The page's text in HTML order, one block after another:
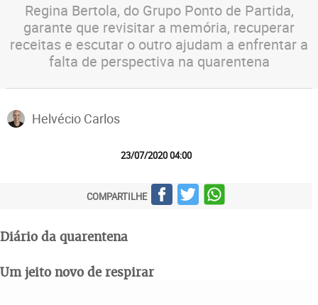
Regina Bertola, do Grupo Ponto de Partida,
garante que revisitar a memória, recuperar
receitas e escutar o outro ajudam a enfrentar a
falta de perspectiva na quarentena
Helvécio Carlos
23/07/2020 04:00
COMPARTILHE
Diário da quarentena
Um jeito novo de respirar